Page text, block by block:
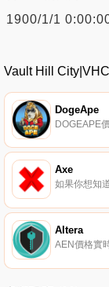
1900/1/1
Vault Hill
DogeApe
Axe
Altera